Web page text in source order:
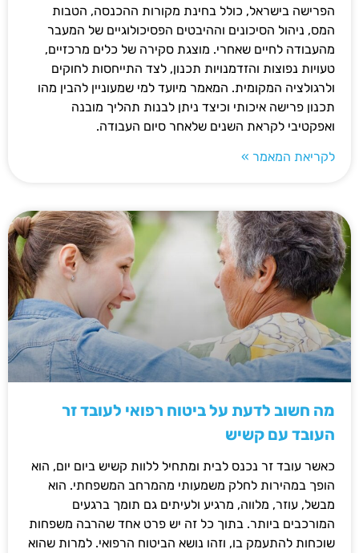
הפרישה בישראל, כולל בחינת מקורות ההכנסה, הטבות
המס, ניהול הסיכונים וההיבטים הפסיכולוגיים של המעבר
מהעבודה לחיים שאחרי. מוצגת סקירה של כלים מרכזיים,
טעויות נפוצות והזדמנויות תכנון, לצד התייחסות לחוקים
ולרגולציה המקומית. המאמר מיועד למי שמעוניין להבין מהו
תכנון פרישה איכותי וכיצד ניתן לבנות תהליך מובנה
ואפקטיבי לקראת השנים שלאחר סיום העבודה.
לקריאת המאמר »
מה חשוב לדעת על ביטוח רפואי לעובד זר
העובד עם קשיש
כאשר עובד זר נכנס לבית ומתחיל ללוות קשיש ביום יום, הוא
הופך במהירות לחלק משמעותי מהמרחב המשפחתי. הוא
מבשל, עוזר, מלווה, מרגיע ולעיתים גם תומך ברגעים
המורכבים ביותר. בתוך כל זה יש פרט אחד שהרבה משפחות
שוכחות להתעמק בו, וזהו נושא הביטוח הרפואי. למרות שהוא